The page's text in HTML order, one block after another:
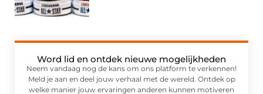
Word lid en ontdek nieuwe mogelijkheden
Neem vandaag nog de kans om ons platform te verkennen!
Meld je aan en deel jouw verhaal met de wereld. Ontdek op
welke manier jouw ervaringen anderen kunnen motiveren